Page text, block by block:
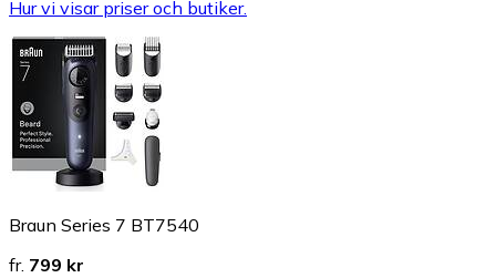
Hur vi visar priser och butiker.
Braun Series 7 BT7540
fr. 799 kr